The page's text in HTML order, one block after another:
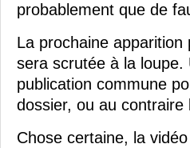
probablement que de
La prochaine apparition
sera scrutée à la loupe.
publication commune
dossier, ou au contraire
Chose certaine, la